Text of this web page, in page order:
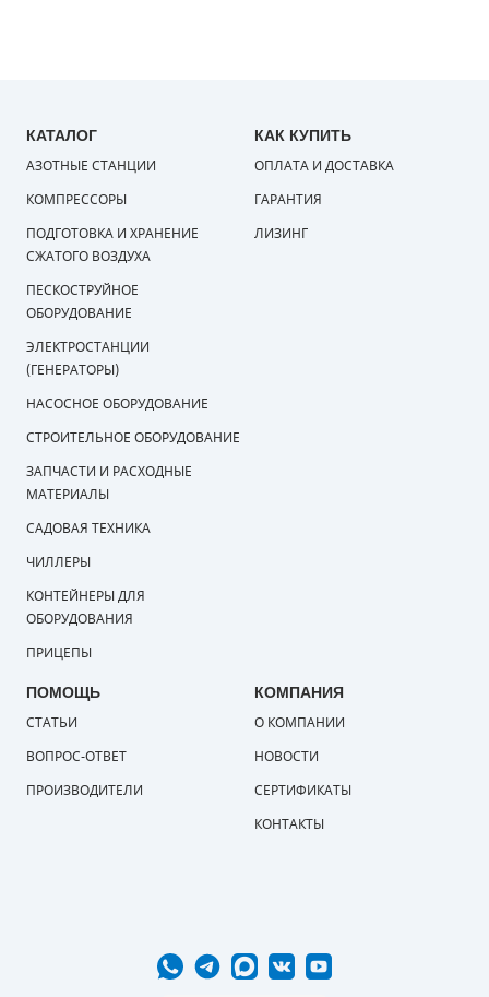
КАТАЛОГ
АЗОТНЫЕ СТАНЦИИ
КОМПРЕССОРЫ
ПОДГОТОВКА И ХРАНЕНИЕ
СЖАТОГО ВОЗДУХА
ПЕСКОСТРУЙНОЕ
ОБОРУДОВАНИЕ
ЭЛЕКТРОСТАНЦИИ
(ГЕНЕРАТОРЫ)
НАСОСНОЕ ОБОРУДОВАНИЕ
СТРОИТЕЛЬНОЕ ОБОРУДОВАНИЕ
ЗАПЧАСТИ И РАСХОДНЫЕ
МАТЕРИАЛЫ
САДОВАЯ ТЕХНИКА
ЧИЛЛЕРЫ
КОНТЕЙНЕРЫ ДЛЯ
ОБОРУДОВАНИЯ
ПРИЦЕПЫ
КАК КУПИТЬ
ОПЛАТА И ДОСТАВКА
ГАРАНТИЯ
ЛИЗИНГ
ПОМОЩЬ
СТАТЬИ
ВОПРОС-ОТВЕТ
ПРОИЗВОДИТЕЛИ
КОМПАНИЯ
О КОМПАНИИ
НОВОСТИ
СЕРТИФИКАТЫ
КОНТАКТЫ